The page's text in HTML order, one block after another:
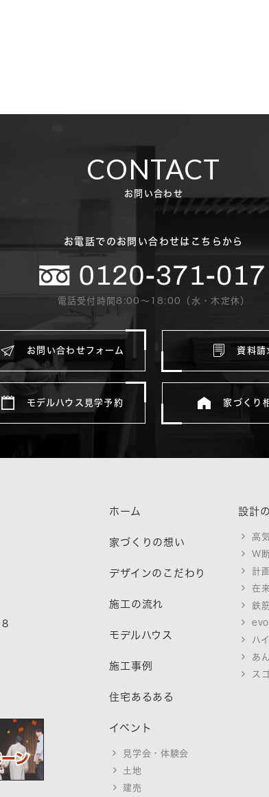
CONTACT
お問い合わせ
お電話でのお問い合わせはこちらから
電話受付時間8:00〜18:00（水・木定休）
お問い合わせフォーム 資料請
モデルハウス見学予約 家づくり
ホーム
家づくりの想い
デザインのこだわり
施工の流れ
モデルハウス
施工事例
住宅あるある
イベント
見学会・体験会
土地
建売
設計
高
W
計
在
鉄
ハ
あ
ス